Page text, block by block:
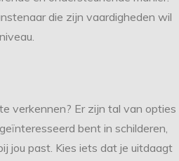
die zijn vaardigheden wil
verkennen? Er zijn tal van opties
bent in schilderen,
jou past. Kies iets dat je uitdaagt